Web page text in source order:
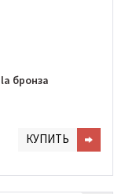
бронза
КУПИТЬ